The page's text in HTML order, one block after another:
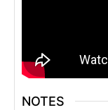
NOTES